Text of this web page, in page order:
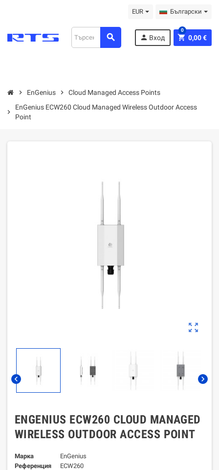
EUR Български
search person Вход shopping_cart 0,00 €
0
chevron_right EnGenius chevron_right Cloud Managed Access Points
chevron_right
EnGenius ECW260 Cloud Managed Wireless Outdoor Access
Point
zoom_out_map
chevron_left chevron_right
ENGENIUS ECW260 CLOUD MANAGED
WIRELESS OUTDOOR ACCESS POINT
Марка
EnGenius
Референция
ECW260